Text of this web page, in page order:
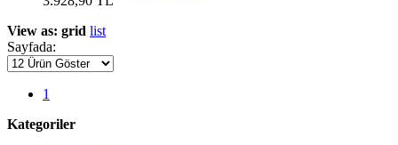
View as: grid list
Sayfada:
1
Kategoriler